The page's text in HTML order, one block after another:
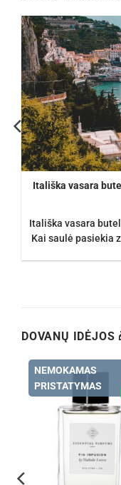
Itališka vasara
Itališka vasara
Kai saulė pasiekia
DOVANŲ IDĖJOS
NEMOKAMAS
PRISTATYMAS